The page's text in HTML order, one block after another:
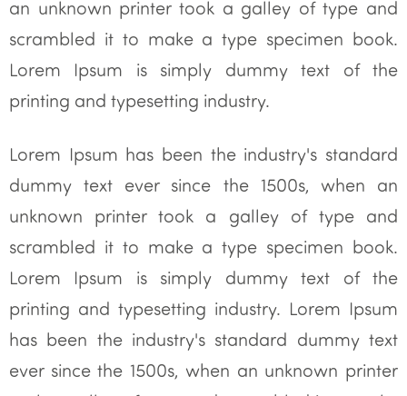
an unknown printer took a galley of type and
scrambled it to make a type specimen book.
Lorem Ipsum is simply dummy text of the
printing and typesetting industry.
Lorem Ipsum has been the industry's standard
dummy text ever since the 1500s, when an
unknown printer took a galley of type and
scrambled it to make a type specimen book.
Lorem Ipsum is simply dummy text of the
printing and typesetting industry. Lorem Ipsum
has been the industry's standard dummy text
ever since the 1500s, when an unknown printer